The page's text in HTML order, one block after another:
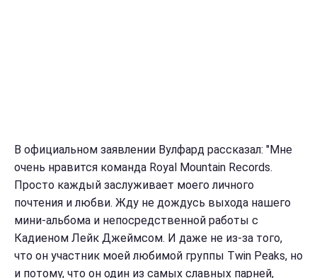
В официальном заявлении Вулфард рассказал: "Мне
очень нравится команда Royal Mountain Records.
Просто каждый заслуживает моего личного
почтения и любви. Жду не дождусь выхода нашего
мини-альбома и непосредственной работы с
Кадиеном Лейк Джеймсом. И даже не из-за того,
что он участник моей любимой группы Twin Peaks, но
и потому, что он один из самых славных парней,